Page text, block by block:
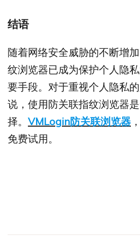
结语
随着网络安全威胁的不断增
纹浏览器已成为保护个人隐
要手段。对于重视个人隐私
说，使用防关联指纹浏览器
择。 VMLogin防关联浏览器
免费试用。